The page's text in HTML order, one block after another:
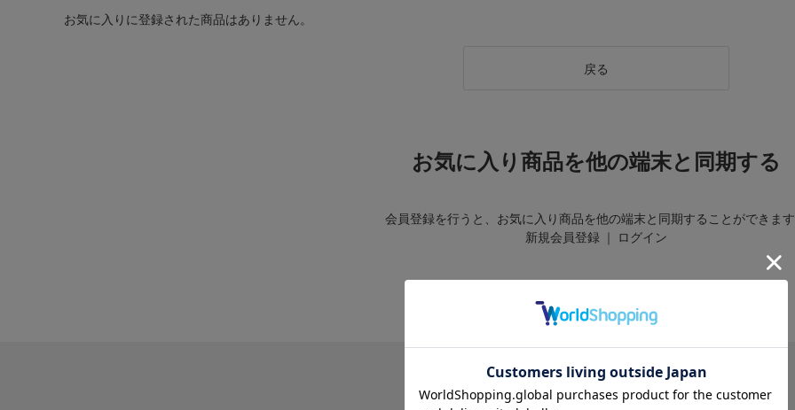
お気に入りに登録された商品はありません。
戻る
お気に入り商品を他の端末と同期する
会員登録を行うと、お気に入り商品を他の端末と同期することができます
新規会員登録 ｜ ログイン